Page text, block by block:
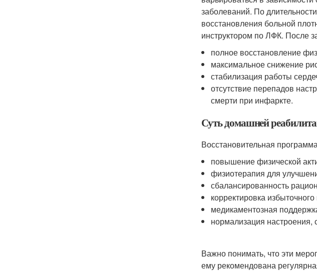
заболеваний. По
восстановления больной
инструктором по ЛФК. После
полное восстановление
максимальное снижение
стабилизация работы
отсутствие перепадов
смерти при инфаркте.
Суть домашней
Восстановительная
повышение физической
физиотерапия для
сбалансированность
корректировка избыточного
медикаментозная
нормализация настроения,
Важно понимать, что эти
ему рекомендована